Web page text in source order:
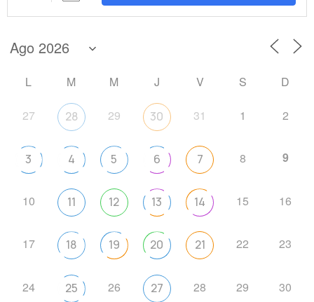
L M M J V S D
27 28 29 30 31 1 2
3 4 5 6 7 8 9
10 11 12 13 14 15 16
17 18 19 20 21 22 23
24 25 26 27 28 29 30